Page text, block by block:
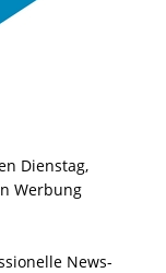
Dienstag,
Werbung
News-